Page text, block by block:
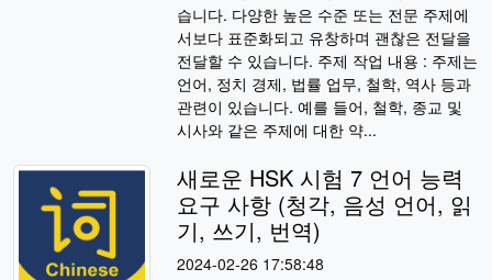
습니다. 다양한 높은 수준 또는 전문 주제에
서보다 표준화되고 유창하며 괜찮은 전달을
전달할 수 있습니다. 주제 작업 내용 : 주제는
언어, 정치 경제, 법률 업무, 철학, 역사 등과
관련이 있습니다. 예를 들어, 철학, 종교 및
시사와 같은 주제에 대한 약...
새로운 HSK 시험 7 언어 능력
요구 사항 (청각, 음성 언어, 읽
기, 쓰기, 번역)
2024-02-26 17:58:48